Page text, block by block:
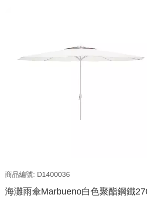
商品編號: D1400036
海灘雨傘Marbueno白色聚酯鋼鐵